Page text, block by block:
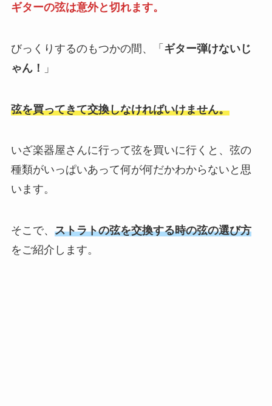
ギターの弦は意外と切れます。
びっくりするのもつかの間、「 ギター弾けないじ
ゃん！
」
弦を買ってきて交換しなければいけません。
いざ楽器屋さんに行って弦を買いに行くと、弦の
種類がいっぱいあって何が何だかわからないと思
います。
そこで、 ストラトの弦を交換する時の弦の選び方
をご紹介します。